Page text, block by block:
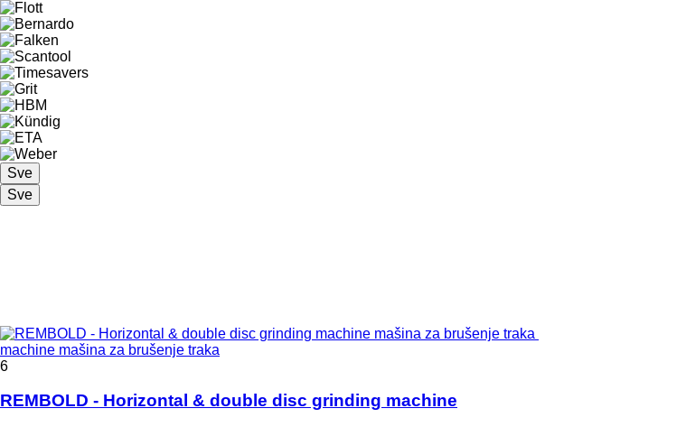
Sve
Sve
machine mašina za brušenje traka
6
REMBOLD - Horizontal & double disc grinding machine